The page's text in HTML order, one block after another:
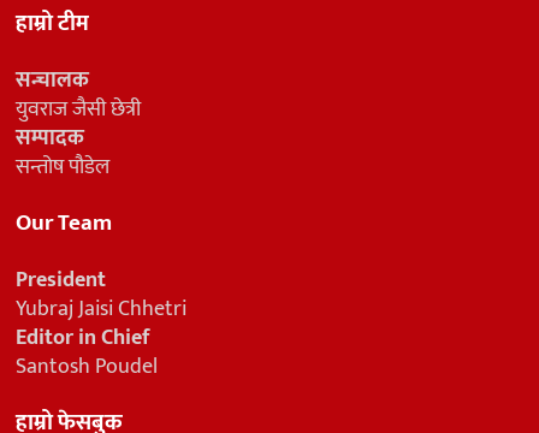
हाम्रो टीम
सन्चालक
युवराज जैसी छेत्री
सम्पादक
सन्तोष पौडेल
Our Team
President
Yubraj Jaisi Chhetri
Editor in Chief
Santosh Poudel
हाम्रो फेसबुक